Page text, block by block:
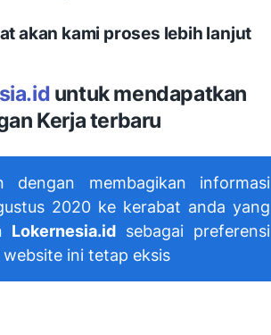
akan kami proses lebih lanjut
untuk mendapatkan
Kerja terbaru
dengan membagikan informasi
2020 ke kerabat anda yang
Lokernesia.id sebagai preferensi
ini tetap eksis